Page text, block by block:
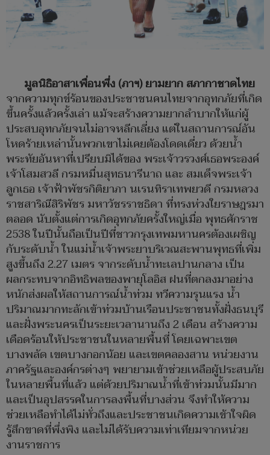
มูลนิธิอาสาเพื่อนพึ่ง (ภาฯ) ยามยาก สภากาชาดไทย
จากความทุกข์ร้อนของประชาชนคนไทยจากอุทกภัยที่เกิด
ขึ้นครั้งแล้วครั้งเล่า แม้จะสร้างความยากลำบากให้แก่ผู้
ประสบอุทกภัยจนไม่อาจหลีกเลี่ยง แต่ในสถานการณ์อัน
โหดร้ายเหล่านั้นพวกเขาไม่เคยต้องโดดเดี่ยว ด้วยน้ำ
พระทัยอันหาที่เปรียบมิได้ของ พระเจ้าวรวงศ์เธอพระองค์
เจ้าโสมสวลี กรมหมื่นสุทธนารีนาถ และ สมเด็จพระเจ้า
ลูกเธอ เจ้าฟ้าพัชรกิติยาภา นเรนทิราเทพยวดี กรมหลวง
ราชสาริณีสิริพัชร มหาวัชรราชธิดา ที่ทรงห่วงใยราษฎรมา
ตลอด นับตั้งแต่การเกิดอุทกภัยครั้งใหญ่เมื่อ พุทธศักราช
2538 ในปีนั้นถือเป็นปีที่ชาวกรุงเทพมหานครต้องเผชิญ
กับระดับน้ำ ในแม่น้ำเจ้าพระยาบริเวณสะพานพุทธที่เพิ่ม
สูงขึ้นถึง 2.27 เมตร จากระดับน้ำทะเลปานกลาง เป็น
ผลกระทบจากอิทธิพลของพายุโลอิส ฝนที่ตกลงมาอย่าง
หนักส่งผลให้สถานการณ์น้ำท่วม ทวีความรุนแรง น้ำ
ปริมาณมากทะลักเข้าท่วมบ้านเรือนประชาชนทั้งฝั่งธนบุรี
และฝั่งพระนครเป็นระยะเวลานานถึง 2 เดือน สร้างความ
เดือดร้อนให้ประชาชนในหลายพื้นที่ โดยเฉพาะเขต
บางพลัด เขตบางกอกน้อย และเขตคลองสาน หน่วยงาน
ภาครัฐและองค์กรต่างๆ พยายามเข้าช่วยเหลือผู้ประสบภัย
ในหลายพื้นที่แล้ว แต่ด้วยปริมาณน้ำที่เข้าท่วมนั้นมีมาก
และเป็นอุปสรรคในการลงพื้นที่บางส่วน จึงทำให้ความ
ช่วยเหลือทำได้ไม่ทั่วถึงและประชาชนเกิดความเข้าใจผิด
รู้สึกขาดที่พึ่งพิง และไม่ได้รับความเท่าเทียมจากหน่วย
งานราชการ